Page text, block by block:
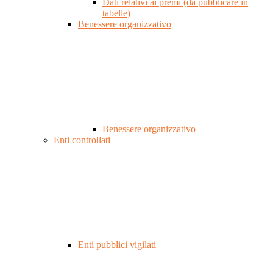
Dati relativi ai premi (da pubblicare in
tabelle)
Benessere organizzativo
Benessere organizzativo
Enti controllati
Enti pubblici vigilati